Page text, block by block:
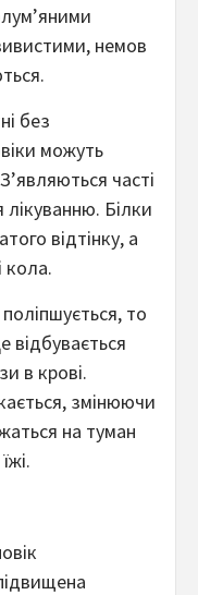
немов
без
можуть
часті
лікуванню. Білки
відтінку, а
кола.
то
відбувається
в крові.
змінюючи
на туман